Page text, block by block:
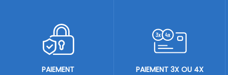
PAIEMENT
PAIEMENT 3X OU 4X